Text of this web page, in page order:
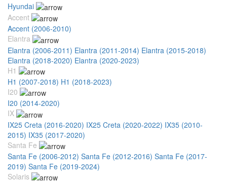
Hyundai
Accent
Accent (2006-2010)
Elantra
Elantra (2006-2011) Elantra (2011-2014) Elantra (2015-2018)
Elantra (2018-2020) Elantra (2020-2023)
H1
H1 (2007-2018) H1 (2018-2023)
I20
I20 (2014-2020)
IX
IX25 Creta (2016-2020) IX25 Creta (2020-2022) IX35 (2010-
2015) IX35 (2017-2020)
Santa Fe
Santa Fe (2006-2012) Santa Fe (2012-2016) Santa Fe (2017-
2019) Santa Fe (2019-2024)
Solaris